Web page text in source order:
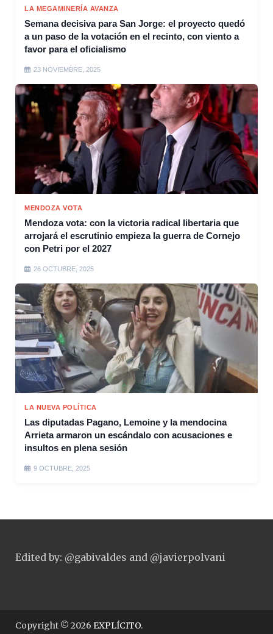
LA MEGAMINERÍA AVANZA
Semana decisiva para San Jorge: el proyecto quedó
a un paso de la votación en el recinto, con viento a
favor para el oficialismo
23 NOVIEMBRE, 2025
MENDOZA VOTA
Mendoza vota: con la victoria radical libertaria que
arrojará el escrutinio empieza la guerra de Cornejo
con Petri por el 2027
26 OCTUBRE, 2025
LA NUEVA POLÍTICA
Las diputadas Pagano, Lemoine y la mendocina
Arrieta armaron un escándalo con acusaciones e
insultos en plena sesión
9 OCTUBRE, 2025
Edited by: @gabivaldes and @javierpolvani
Copyright © 2026 EXPLÍCITO.